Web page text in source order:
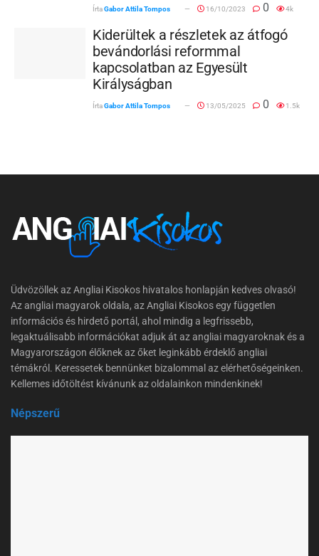
ÍrtaGabor Attila Tompos 16/10/2023 0 4k
Kiderültek a részletek az átfogó
bevándorlási reformmal
kapcsolatban az Egyesült
Királyságban
ÍrtaGabor Attila Tompos 13/05/2025 0 1.5k
Üdvözöllek az Angliai Kisokos hivatalos honlapján kedves olvasó!
Az angliai magyarok oldala, az Angliai Kisokos egy független
információs és hirdető portál, ahol mindig a legfrissebb,
legaktuálisabb információkat adjuk át az angliai magyaroknak és a
Magyarországon élőknek az őket leginkább érdeklő angliai
témákról. Keressetek bennünket bizalommal az elérhetőségeinken.
Kellemes időtöltést kívánunk az oldalainkon mindenkinek!
Népszerű